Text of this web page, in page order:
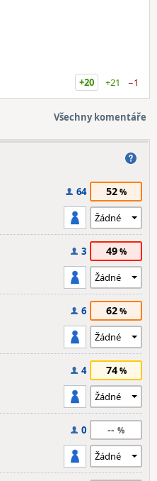
+20
+21 −1
Všechny komentáře
64 52
3 49
6 62
4 74
0 --